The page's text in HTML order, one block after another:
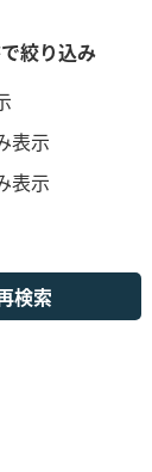
絞り込み
表示
表示
検索